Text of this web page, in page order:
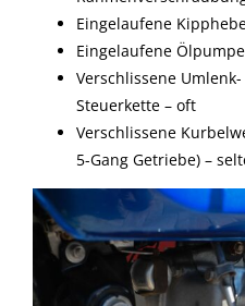
Eingelaufene
Eingelaufene
Verschlissene
Steuerkette – oft
Verschlissene
5-Gang Getriebe) –